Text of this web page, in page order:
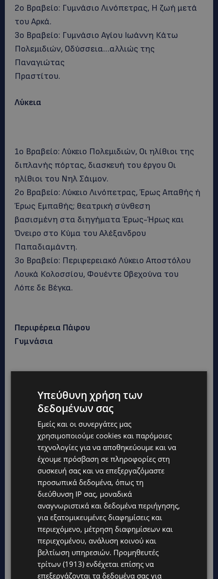
2ο Βραβείο: Γυμνάσιο Λινόπετρας, Η ζωή μετά
του Αρκά.
3ο Βραβείο: Γυμνάσιο Αγίου Ιωάννη Κάτω
Πολεμιδιών, Οδύσσεια…αλλιώς της
Παναγιώτας
Πραστίτου.
Λύκεια
1ο Βραβείο: Λύκειο Πολεμιδιών, Οι ηλίθιοι της
διπλανής πόρτας, διασκευή του έργου Οι
ηλίθιοι του Νηλ Σάιμον.
2ο Βραβείο: Λύκειο Λινόπετρας, Έρως Απαθής ή
Έρως Εμπαθής; θεατρική σύνθεση
βασισμένη στα διηγήματα Έρως-Ήρως και
Όνειρο στο Κύμα του Αλέξανδρου
Παπαδιαμάντη.
3ο Βραβείο: Περιφερειακό Λύκειο Αποστόλου
Λουκά Κολοσσίου, Φουέντε Οβεχούνα του
Λόπε δε Βέγκα.
Περιφέρεια Πάφου
Γυμνάσια
1ο βραβείο: Γυμνάσιο Παναγιάς Θεοσκέπαστης,
Brainstorming (Ιδεοθύελλα) των Ned Glasier,
Emily Lim and Company Three.
2ο βραβείο: The International School of Paphos,
Disconnected της Στέφανης
Μαυροκορδάτου.
3o βραβείο: Γυμνάσιο Πόλεως Χρυσοχούς,
Μαντάμ Σουσού του Δημήτρη Ψαθά.
Λύκεια
Υπεύθυνη χρήση των
δεδομένων σας
Εμείς και οι συνεργάτες μας
χρησιμοποιούμε cookies και παρόμοιες
τεχνολογίες για να αποθηκεύουμε και να
έχουμε πρόσβαση σε πληροφορίες στη
συσκευή σας και να επεξεργαζόμαστε
προσωπικά δεδομένα, όπως τη
διεύθυνση IP σας, μοναδικά
αναγνωριστικά και δεδομένα περιήγησης,
για εξατομικευμένες διαφημίσεις και
περιεχόμενο, μέτρηση διαφημίσεων και
περιεχομένου, ανάλυση κοινού και
βελτίωση υπηρεσιών. Προμηθευτές
τρίτων (1913) ενδέχεται επίσης να
επεξεργάζονται τα δεδομένα σας για